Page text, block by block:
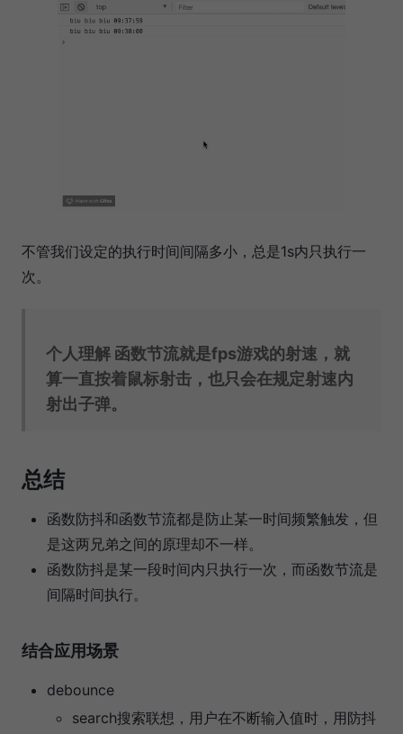
不管我们设定的执行时间间隔多小，总是1s内只执行一
次。
个人理解 函数节流就是fps游戏的射速，就
算一直按着鼠标射击，也只会在规定射速内
射出子弹。
总结
函数防抖和函数节流都是防止某一时间频繁触发，但
是这两兄弟之间的原理却不一样。
函数防抖是某一段时间内只执行一次，而函数节流是
间隔时间执行。
结合应用场景
debounce
search搜索联想，用户在不断输入值时，用防抖